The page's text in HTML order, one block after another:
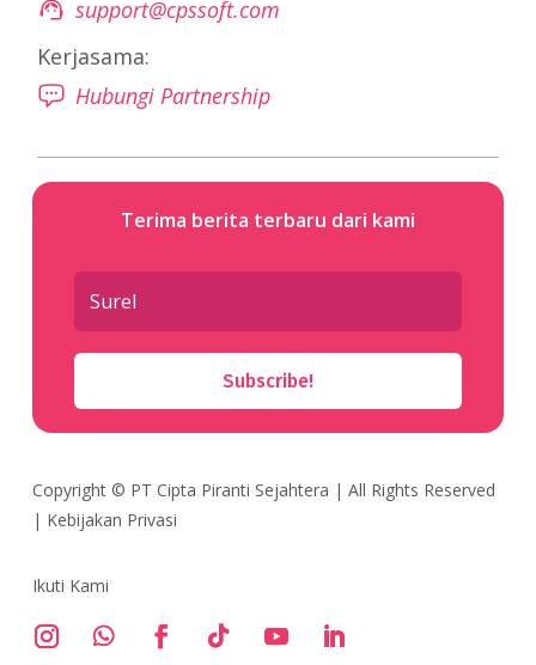
support@cpssoft.com
Kerjasama:
Hubungi Partnership
Terima berita terbaru dari kami
Subscribe!
Copyright © PT Cipta Piranti Sejahtera | All Rights Reserved
| Kebijakan Privasi
Ikuti Kami